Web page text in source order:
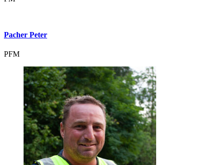
Pacher Peter
PFM